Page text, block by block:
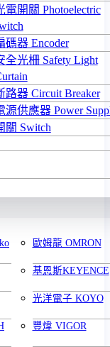
電開關 Photoelectric
碼器 Encoder
全光柵 Safety Light
路器 Circuit Breaker
源供應器 Power
關 Switch
歐姆龍 OMRON
基恩斯KEYENCE
光洋電子 KOYO
豐煒 VIGOR